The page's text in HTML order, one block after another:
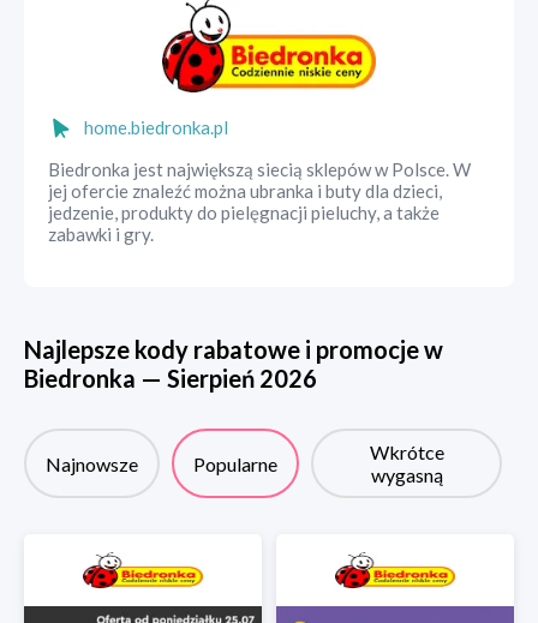
home.biedronka.pl
Biedronka jest największą siecią sklepów w Polsce. W
jej ofercie znaleźć można ubranka i buty dla dzieci,
jedzenie, produkty do pielęgnacji pieluchy, a także
zabawki i gry.
Najlepsze kody rabatowe i promocje w
Biedronka — Sierpień 2026
Najnowsze Popularne
Wkrótce
wygasną